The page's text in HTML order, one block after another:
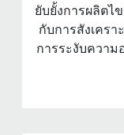
ยับยั้งการผลิตไ
กับการสังเคร
การระงับความ